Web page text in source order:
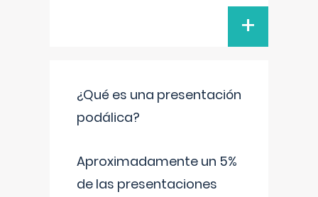
+
¿Qué es una presentación
podálica?
Aproximadamente un 5%
de las presentaciones